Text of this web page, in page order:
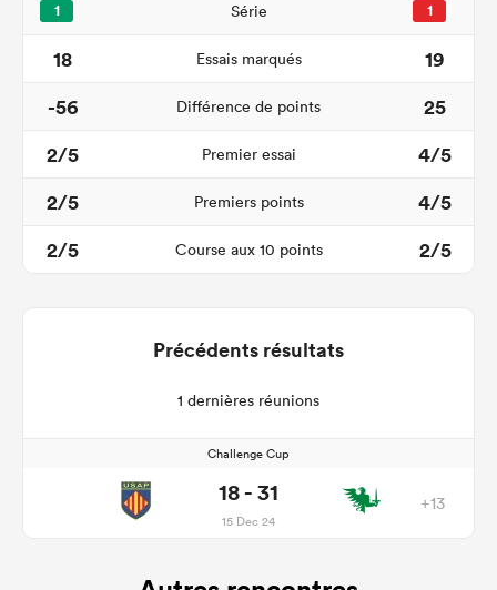
1 Série 1
18 Essais marqués
19
-56
Différence de points
25
2/5
Premier essai
4/5
2/5
Premiers points
4/5
2/5
Course aux 10 points 2/5
Précédents résultats
1 dernières réunions
Challenge Cup
18 - 31
15 Dec 24
+13